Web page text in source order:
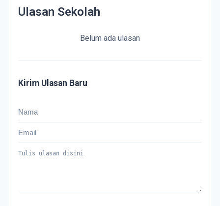
Ulasan Sekolah
Belum ada ulasan
Kirim Ulasan Baru